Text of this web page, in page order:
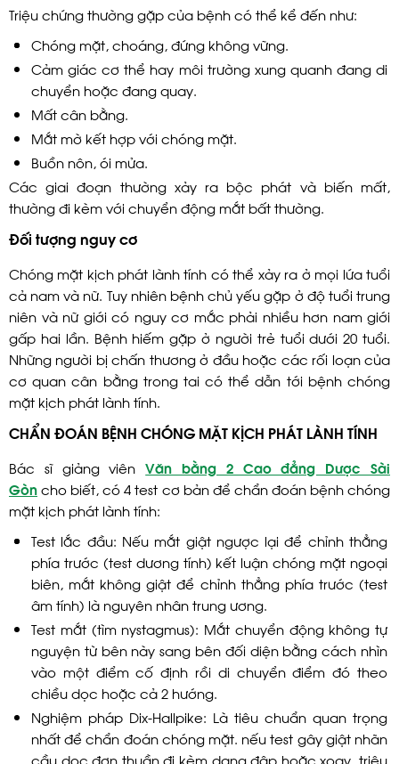
Triệu chứng thường gặp của bệnh có thể kể đến như:
Chóng mặt, choáng, đứng không vững.
Cảm giác cơ thể hay môi trường xung quanh đang di
chuyển hoặc đang quay.
Mất cân bằng.
Mắt mờ kết hợp với chóng mặt.
Buồn nôn, ói mửa.
Các giai đoạn thường xảy ra bộc phát và biến mất,
thường đi kèm với chuyển động mắt bất thường.
Đối tượng nguy cơ
Chóng mặt kịch phát lành tính có thể xảy ra ở mọi lứa tuổi
cả nam và nữ. Tuy nhiên bệnh chủ yếu gặp ở độ tuổi trung
niên và nữ giới có nguy cơ mắc phải nhiều hơn nam giới
gấp hai lần. Bệnh hiếm gặp ở người trẻ tuổi dưới 20 tuổi.
Những người bị chấn thương ở đầu hoặc các rối loạn của
cơ quan cân bằng trong tai có thể dẫn tới bệnh chóng
mặt kịch phát lành tính.
CHẨN ĐOÁN BỆNH CHÓNG MẶT KỊCH PHÁT LÀNH TÍNH
Bác sĩ giảng viênVăn bằng 2 Cao đẳng Dược Sài
Gòncho biết, có 4 test cơ bản để chẩn đoán bệnh chóng
mặt kịch phát lành tính:
Test lắc đầu: Nếu mắt giật ngược lại để chỉnh thẳng
phía trước (test dương tính) kết luận chóng mặt ngoại
biên, mắt không giật để chỉnh thẳng phía trước (test
âm tính) là nguyên nhân trung ương.
Test mắt (tìm nystagmus): Mắt chuyển động không tự
nguyện từ bên này sang bên đối diện bằng cách nhìn
vào một điểm cố định rồi di chuyển điểm đó theo
chiều dọc hoặc cả 2 hướng.
Nghiệm pháp Dix-Hallpike: Là tiêu chuẩn quan trọng
nhất để chẩn đoán chóng mặt. nếu test gây giật nhãn
cầu dọc đơn thuần đi kèm dạng đập hoặc xoay, triệu